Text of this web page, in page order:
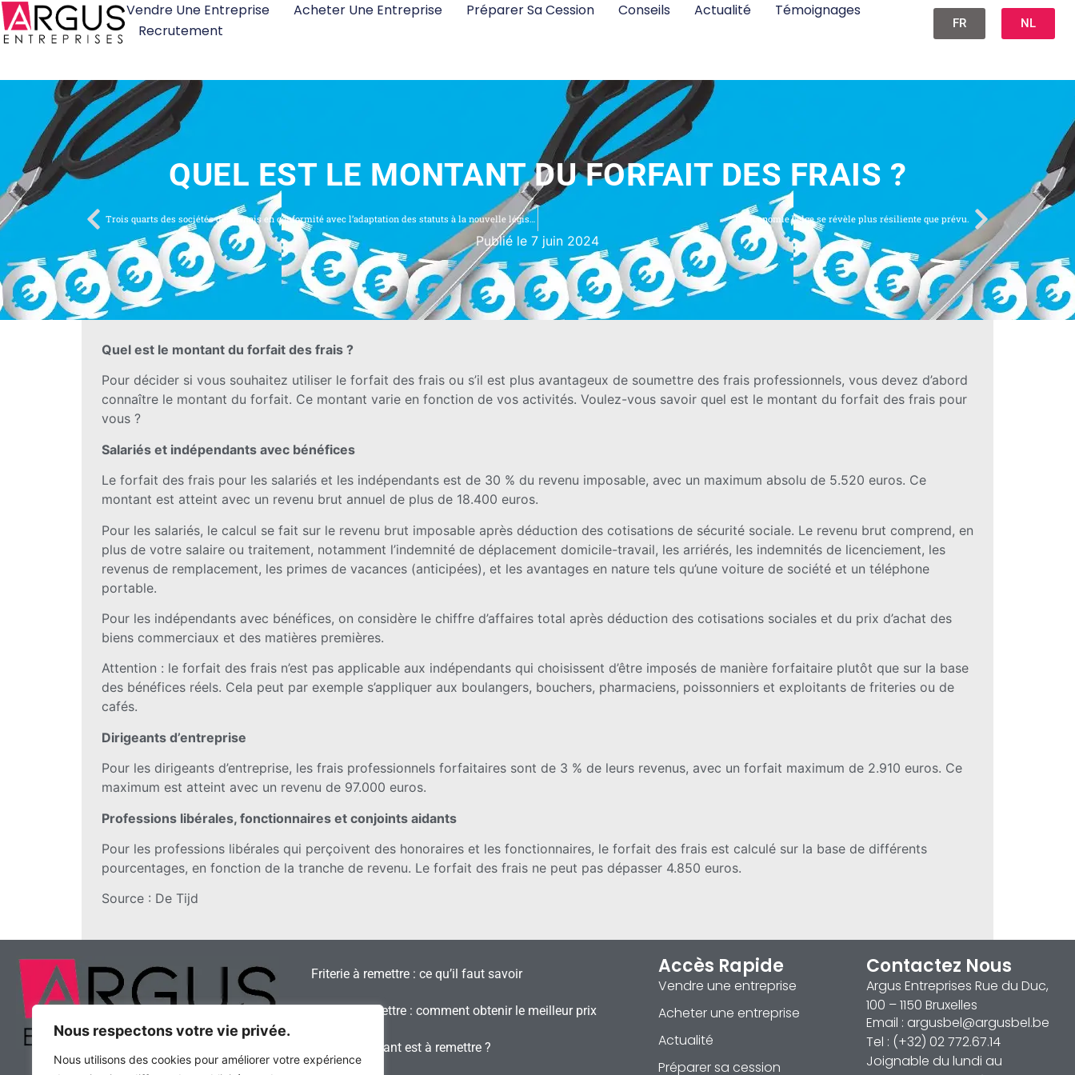
Nous respectons votre vie privée.
Nous utilisons des cookies pour améliorer votre expérience
Vendre Une Entreprise Acheter Une Entreprise Préparer Sa Cession Conseils Actualité
Témoignages
Recrutement
FR NL
QUEL EST LE MONTANT DU FORFAIT DES FRAIS ?
Trois quarts des sociétés désormais en conformité avec l’adaptation des statuts à la nouvelle législation La économie belge se révèle plus résiliente que prévu.
Publié le 7 juin 2024
Quel est le montant du forfait des frais ?
Pour décider si vous souhaitez utiliser le forfait des frais ou s’il est plus avantageux de soumettre des frais professionnels, vous devez d’abord
connaître le montant du forfait. Ce montant varie en fonction de vos activités. Voulez-vous savoir quel est le montant du forfait des frais pour
vous ?
Salariés et indépendants avec bénéfices
Le forfait des frais pour les salariés et les indépendants est de 30 % du revenu imposable, avec un maximum absolu de 5.520 euros. Ce
montant est atteint avec un revenu brut annuel de plus de 18.400 euros.
Pour les salariés, le calcul se fait sur le revenu brut imposable après déduction des cotisations de sécurité sociale. Le revenu brut comprend, en
plus de votre salaire ou traitement, notamment l’indemnité de déplacement domicile-travail, les arriérés, les indemnités de licenciement, les
revenus de remplacement, les primes de vacances (anticipées), et les avantages en nature tels qu’une voiture de société et un téléphone
portable.
Pour les indépendants avec bénéfices, on considère le chiffre d’affaires total après déduction des cotisations sociales et du prix d’achat des
biens commerciaux et des matières premières.
Attention : le forfait des frais n’est pas applicable aux indépendants qui choisissent d’être imposés de manière forfaitaire plutôt que sur la base
des bénéfices réels. Cela peut par exemple s’appliquer aux boulangers, bouchers, pharmaciens, poissonniers et exploitants de friteries ou de
cafés.
Dirigeants d’entreprise
Pour les dirigeants d’entreprise, les frais professionnels forfaitaires sont de 3 % de leurs revenus, avec un forfait maximum de 2.910 euros. Ce
maximum est atteint avec un revenu de 97.000 euros.
Professions libérales, fonctionnaires et conjoints aidants
Pour les professions libérales qui perçoivent des honoraires et les fonctionnaires, le forfait des frais est calculé sur la base de différents
pourcentages, en fonction de la tranche de revenu. Le forfait des frais ne peut pas dépasser 4.850 euros.
Source : De Tijd
Friterie à remettre : ce qu’il faut savoir
Snack à remettre : comment obtenir le meilleur prix
Votre restaurant est à remettre ?
Accès Rapide
Vendre une entreprise
Acheter une entreprise
Actualité
Préparer sa cession
Contactez Nous
Argus Entreprises Rue du Duc,
100 – 1150 Bruxelles
Email : argusbel@argusbel.be
Tel : (+32) 02 772.67.14
Joignable du lundi au